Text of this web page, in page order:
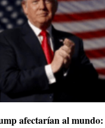
afectarían al